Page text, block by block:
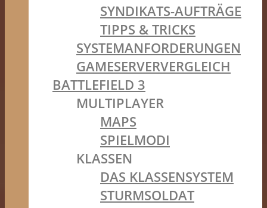
SYNDIKATS-AUFTRÄGE
TIPPS & TRICKS
SYSTEMANFORDERUNGEN
GAMESERVERVERGLEICH
BATTLEFIELD 3
MULTIPLAYER
MAPS
SPIELMODI
KLASSEN
DAS KLASSENSYSTEM
STURMSOLDAT